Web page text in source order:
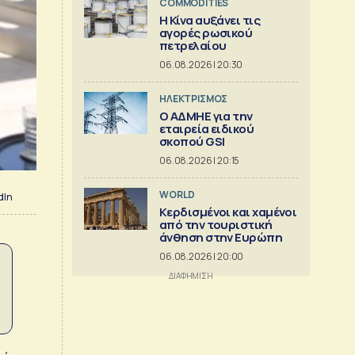
COMMODITIES
Η Κίνα αυξάνει τις
αγορές ρωσικού
πετρελαίου
06.08.2026 | 20:30
ΗΛΕΚΤΡΙΣΜΟΣ
O ΑΔΜΗΕ για την
εταιρεία ειδικού
σκοπού GSI
06.08.2026 | 20:15
WORLD
Κερδισμένοι και χαμένοι
από την τουριστική
άνθηση στην Ευρώπη
06.08.2026 | 20:00